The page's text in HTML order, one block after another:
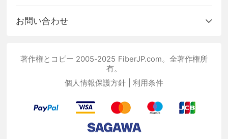
お問い合わせ
著作権とコピー 2005-2025 FiberJP.com。全著作権所
有。
個人情報保護方針
利用条件